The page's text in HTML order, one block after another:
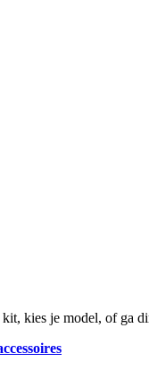
kies je model, of ga